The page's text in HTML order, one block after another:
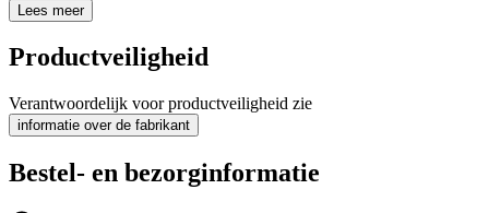
Lees meer
Productveiligheid
Verantwoordelijk voor productveiligheid zie
informatie over de fabrikant
Bestel- en bezorginformatie